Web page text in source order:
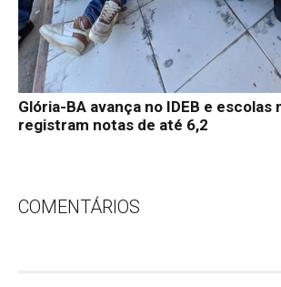
Glória-BA avança no IDEB e escolas
registram notas de até 6,2
COMENTÁRIOS